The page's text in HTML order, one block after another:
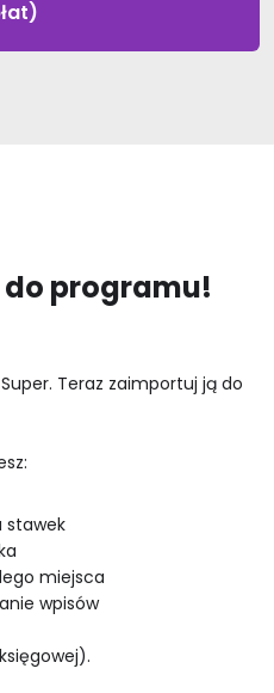
do programu!
Teraz zaimportuj ją do
stawek
miejsca
wpisów